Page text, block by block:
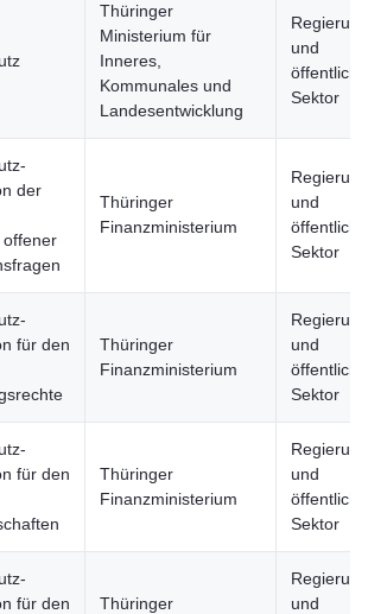
Thüringer
Ministerium für
Inneres,
Kommunales und
Landesentwicklung
Regierung
und
Sektor
der
offener
Thüringer
Finanzministerium
Regierung
und
Sektor
für den
Thüringer
Finanzministerium
Regierung
und
Sektor
für den
Thüringer
Finanzministerium
Regierung
und
Sektor
für den
Thüringer
Regierung
und